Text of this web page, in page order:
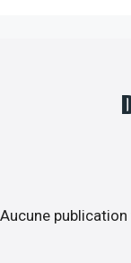
Aucune publication